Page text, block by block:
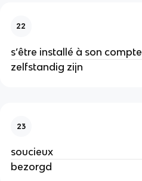
22
s’être installé à son compte
zelfstandig zijn
23
soucieux
bezorgd